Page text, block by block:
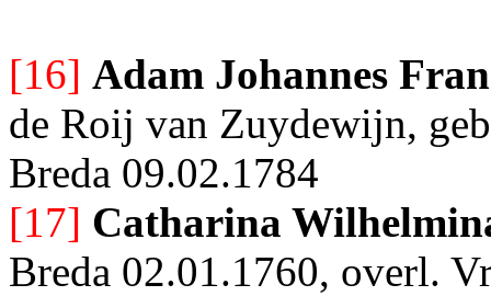
[16] Adam Johannes
de Roij van Zuydewijn,
Breda 09.02.1784
[17] Catharina
Breda 02.01.1760, overl.